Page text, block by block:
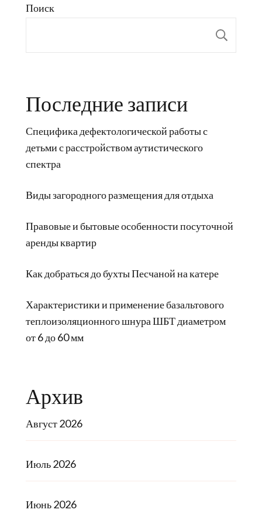
Поиск
Последние записи
Специфика дефектологической работы с
детьми с расстройством аутистического
спектра
Виды загородного размещения для отдыха
Правовые и бытовые особенности посуточной
аренды квартир
Как добраться до бухты Песчаной на катере
Характеристики и применение базальтового
теплоизоляционного шнура ШБТ диаметром
от 6 до 60 мм
Архив
Август 2026
Июль 2026
Июнь 2026